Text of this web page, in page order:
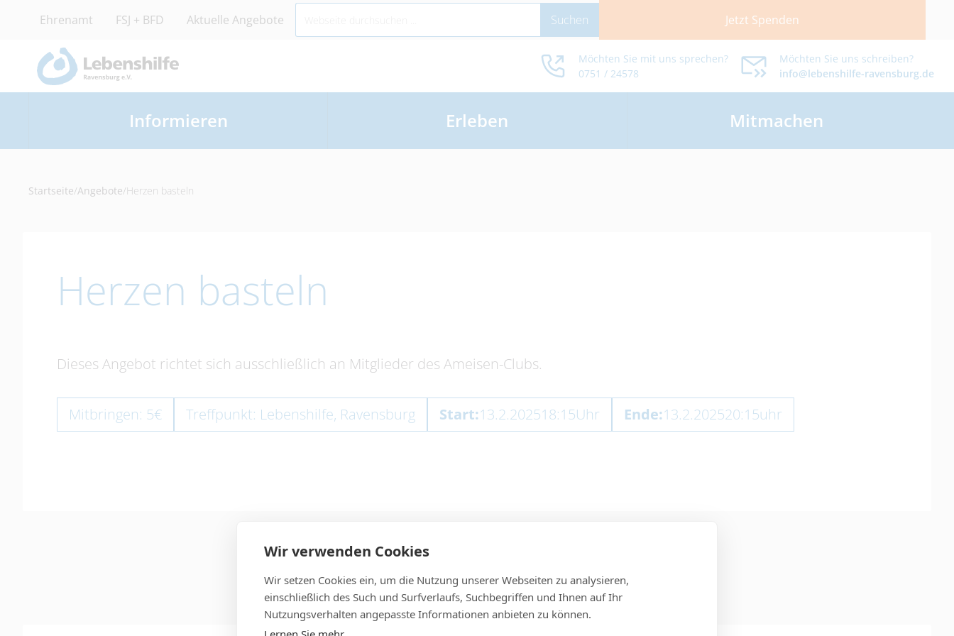
Wir verwenden Cookies
Wir setzen Cookies ein, um die Nutzung unserer Webseiten zu analysieren,
einschließlich des Such und Surfverlaufs, Suchbegriffen und Ihnen auf Ihr
Nutzungsverhalten angepasste Informationen anbieten zu können.
Ehrenamt FSJ + BFD Aktuelle Angebote Jetzt Spenden
Möchten Sie mit uns sprechen?
0751 / 24578
Möchten Sie uns schreiben?
info@lebenshilfe-ravensburg.de
Informieren Erleben Mitmachen
Startseite/Angebote/Herzen basteln
Herzen basteln
Dieses Angebot richtet sich ausschließlich an Mitglieder des Ameisen-Clubs.
Mitbringen: 5€ Treffpunkt: Lebenshilfe, Ravensburg Start:13.2.202518:15Uhr Ende:13.2.202520:15uhr